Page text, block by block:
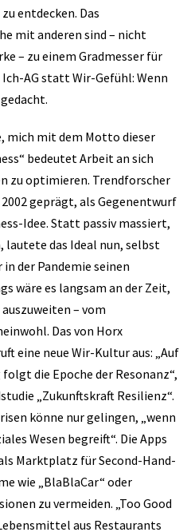
entdecken. Das
mit anderen sind – nicht
– zu einem Gradmesser für
AG statt Wir-Gefühl: Wenn
mich mit dem Motto dieser
bedeutet Arbeit an sich
zu optimieren. Trendforscher
geprägt, als Gegenentwurf
Idee. Statt passiv massiert,
lautete das Ideal nun, selbst
der Pandemie seinen
wäre es langsam an der Zeit,
– vom
Das von Horx
eine neue Wir-Kultur aus: „Auf
die Epoche der Resonanz“,
„Zukunftskraft Resilienz“.
könne nur gelingen, „wenn
Wesen begreift“. Die Apps
Marktplatz für Second-Hand-
wie „BlaBlaCar“ oder
zu vermeiden. „Too Good
aus Restaurants